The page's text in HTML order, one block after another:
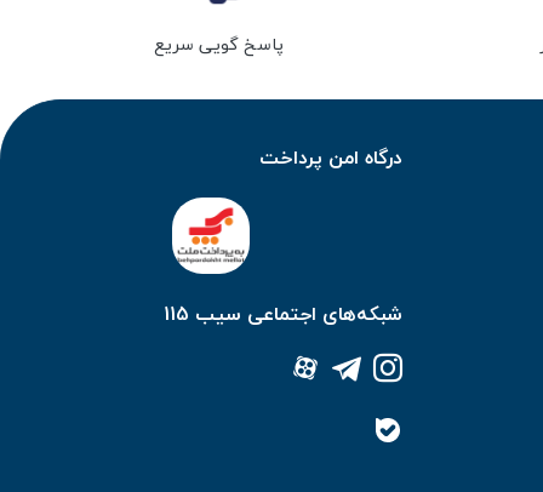
پاسخ گویی سریع
درگاه امن پرداخت
شبکه‌های اجتماعی سیب 115